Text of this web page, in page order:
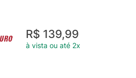
R$ 139,99
à vista ou até 2x